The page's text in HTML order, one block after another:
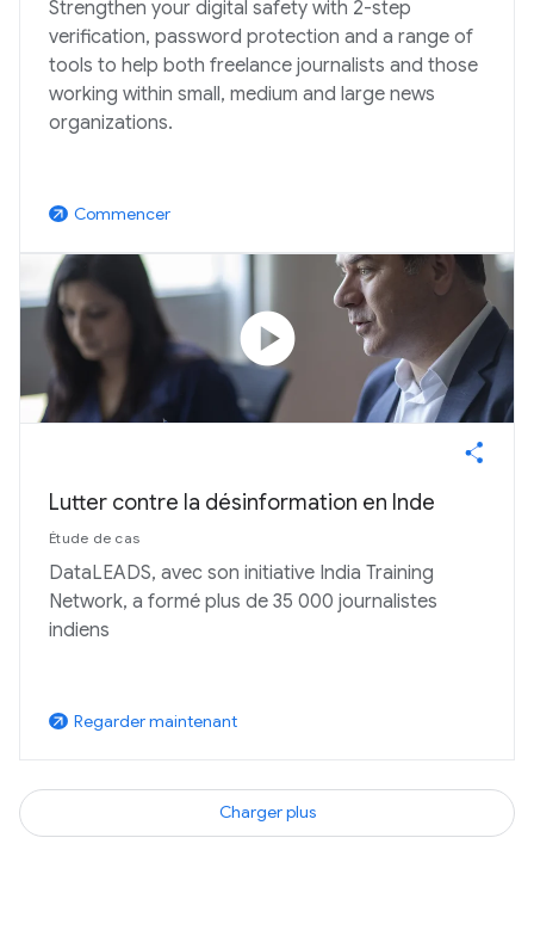
Strengthen your digital safety with 2-step
verification, password protection and a range of
tools to help both freelance journalists and those
working within small, medium and large news
organizations.
arrow_outward Commencer
play_circle
Lutter contre la désinformation en Inde
Étude de cas
DataLEADS, avec son initiative India Training
Network, a formé plus de 35 000 journalistes
indiens
arrow_outward Regarder maintenant
Charger plus